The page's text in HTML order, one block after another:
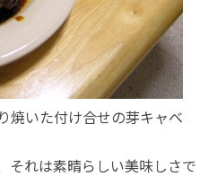
焼いた付け合せの芽キャベ
それは素晴らしい美味しさで